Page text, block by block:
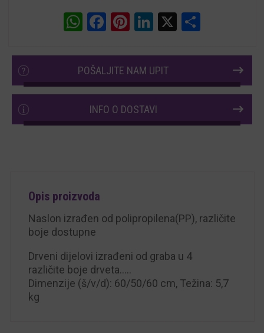
WhatsApp
Facebook
Pinterest
LinkedIn
X
POŠALJITE NAM UPIT
INFO O DOSTAVI
Opis proizvoda
Naslon izrađen od polipropilena(PP), različite
boje dostupne
Drveni dijelovi izrađeni od graba u 4
različite boje drveta…..
Dimenzije (š/v/d): 60/50/60 cm, Težina: 5,7
kg